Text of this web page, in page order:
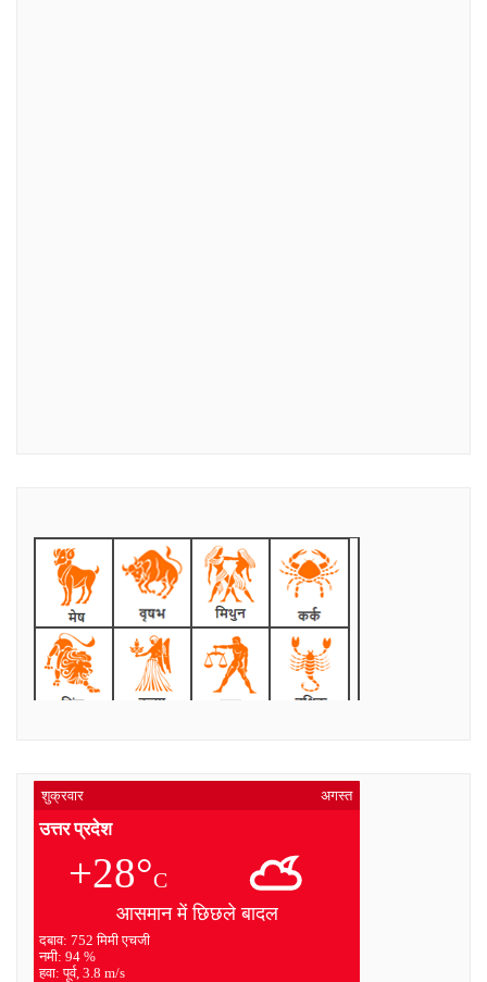
शुक्रवार अगस्त
उत्तर प्रदेश
+28°C
आसमान में छिछले बादल
दबाव: 752 मिमी एचजी
नमी: 94 %
हवा: पूर्व, 3.8 m/s